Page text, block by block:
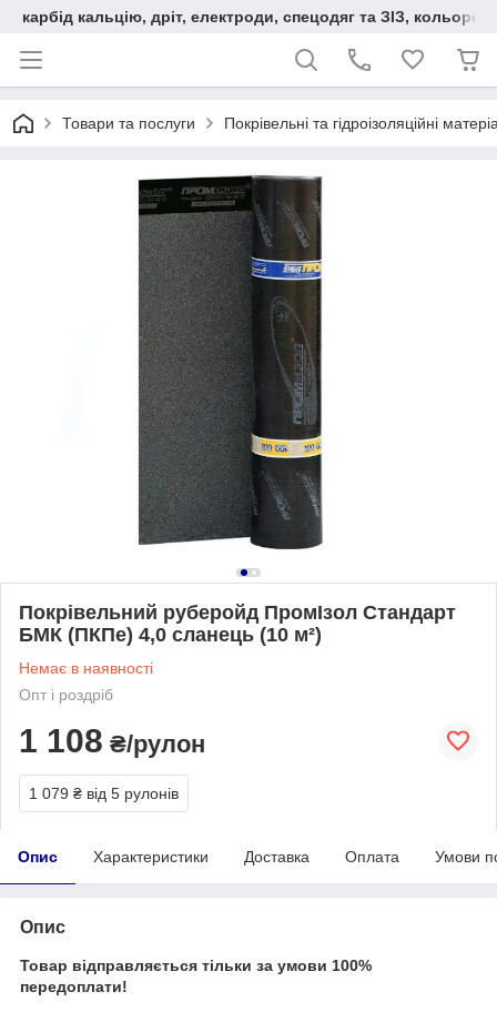
карбід кальцію, дріт, електроди, спецодяг та ЗІЗ,
Товари та послуги Покрівельні та гідроізоляційні
Покрівельний руберойд ПромІзол Стандарт
БМК (ПКПе) 4,0 сланець (10 м²)
Немає в наявності
Опт і роздріб
1 108 ₴/рулон
1 079 ₴ від 5 рулонів
Опис Характеристики Доставка Оплата Умови
Опис
Товар відправляється тільки за умови 100%
передоплати!